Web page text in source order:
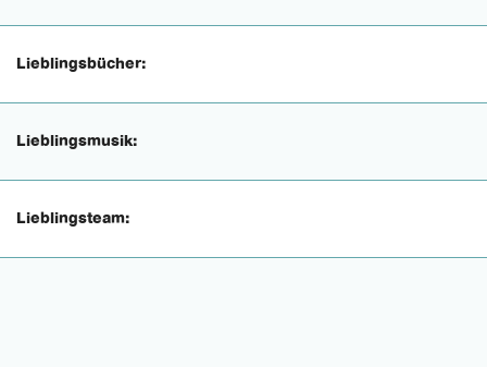
Lieblingsbücher:
Lieblingsmusik:
Lieblingsteam: